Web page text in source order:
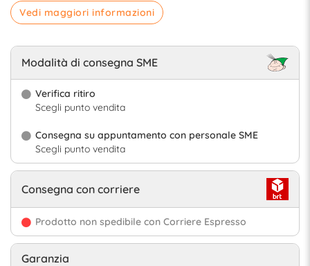
Vedi maggiori informazioni
Modalità di consegna SME
Verifica ritiro
Scegli punto vendita
Consegna su appuntamento con personale SME
Scegli punto vendita
Consegna con corriere
Prodotto non spedibile con Corriere Espresso
Garanzia